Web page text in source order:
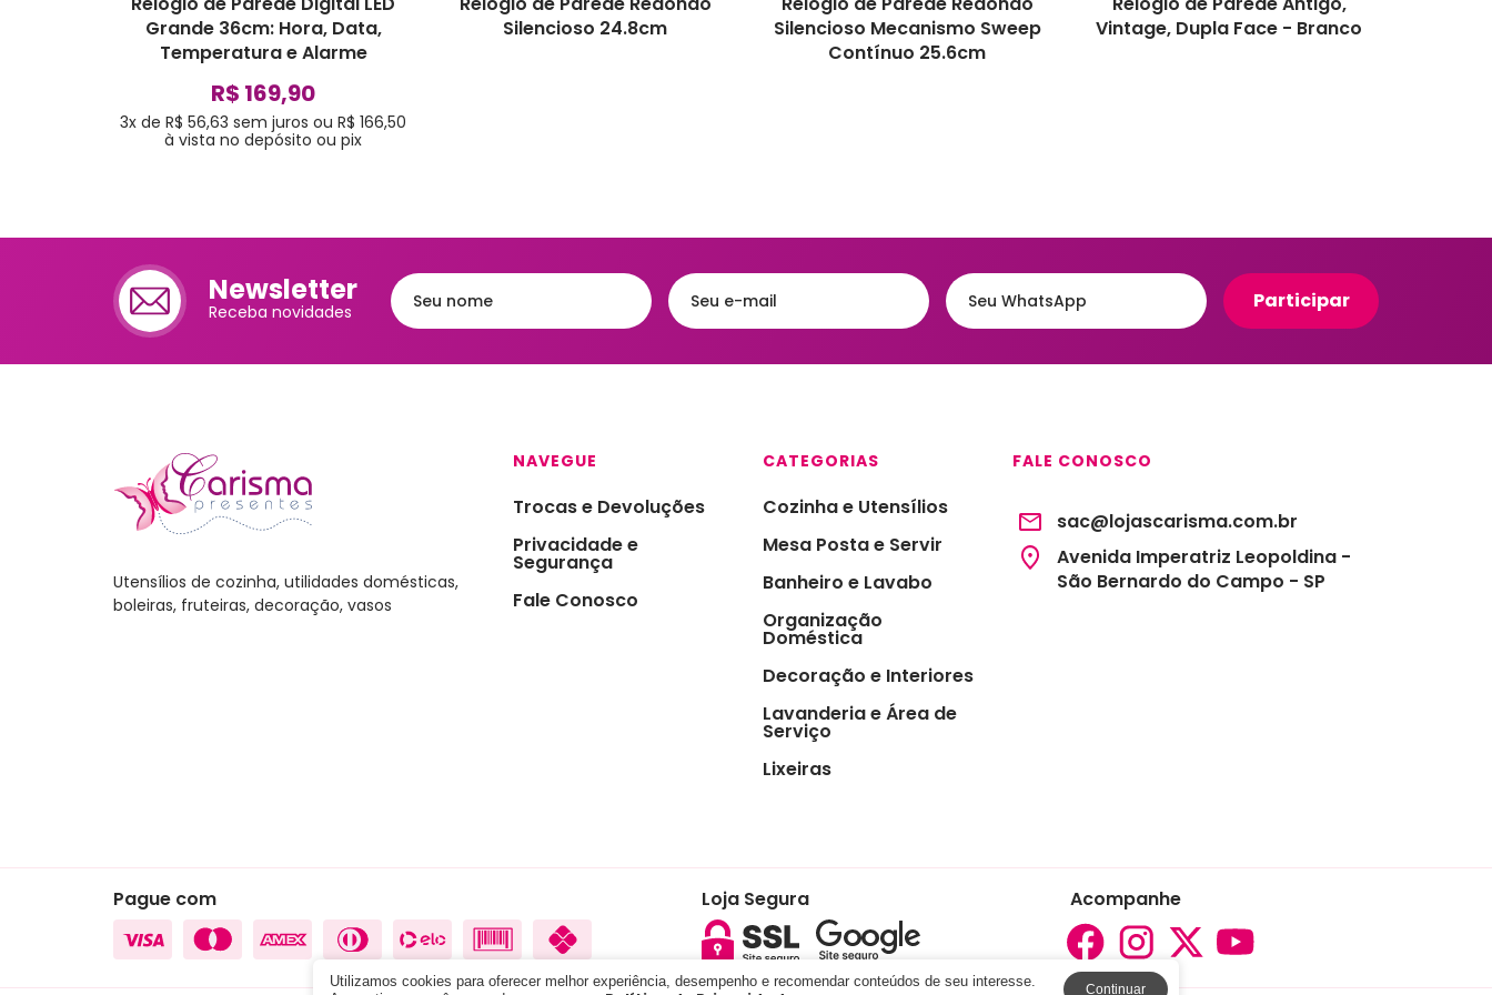
Grande 36cm: Hora, Data,
Temperatura e Alarme
R$ 169,90
3x de R$ 56,63 sem juros ou R$ 166,50
à vista no depósito ou pix
Silencioso 24.8cm
Silencioso Mecanismo Sweep
Contínuo 25.6cm
Vintage, Dupla Face - Branco
Newsletter
Receba novidades
Utensílios de cozinha, utilidades domésticas,
boleiras, fruteiras, decoração, vasos
NAVEGUE
Trocas e Devoluções
Privacidade e
Segurança
Fale Conosco
CATEGORIAS
Cozinha e Utensílios
Mesa Posta e Servir
Banheiro e Lavabo
Organização
Doméstica
Decoração e Interiores
Lavanderia e Área de
Serviço
Lixeiras
FALE CONOSCO
sac@lojascarisma.com.br
Avenida Imperatriz Leopoldina -
São Bernardo do Campo - SP
Pague com Loja Segura Acompanhe
Utilizamos cookies para oferecer melhor experiência, desempenho e recomendar conteúdos de seu interesse.
Continuar